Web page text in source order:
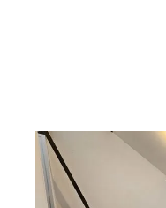
CHATEAUROUX 36
29,79 m
, 2 pièces
Ref : 10368